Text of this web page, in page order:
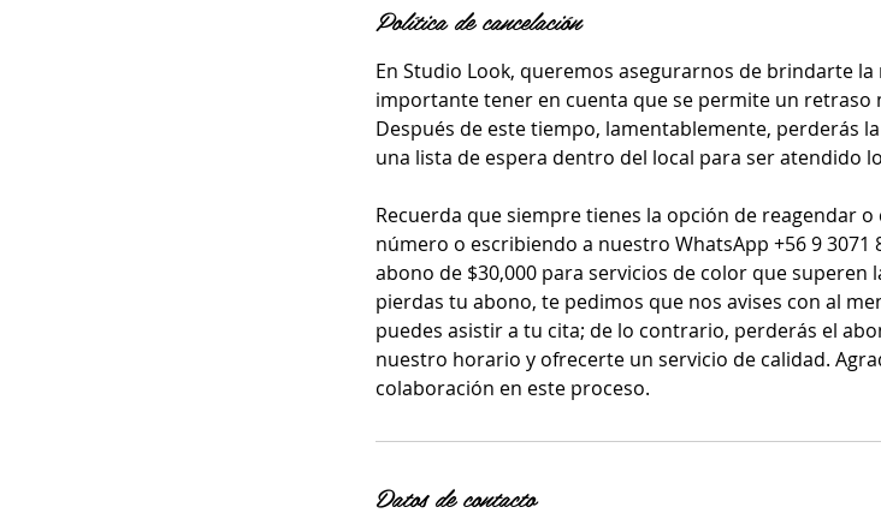
Política de cancelación
En Studio Look, queremos asegurarnos de brindarte
importante tener en cuenta que se permite un retraso
Después de este tiempo, lamentablemente, perderás
una lista de espera dentro del local para ser atendido
Recuerda que siempre tienes la opción de reagendar
número o escribiendo a nuestro WhatsApp +56 9
abono de $30,000 para servicios de color que superen
pierdas tu abono, te pedimos que nos avises con al
puedes asistir a tu cita; de lo contrario, perderás el
nuestro horario y ofrecerte un servicio de calidad.
colaboración en este proceso.
Datos de contacto